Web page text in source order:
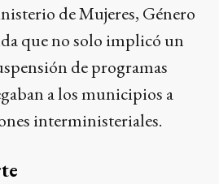
de Mujeres, Género
que no solo implicó un
de programas
a los municipios a
interministeriales.